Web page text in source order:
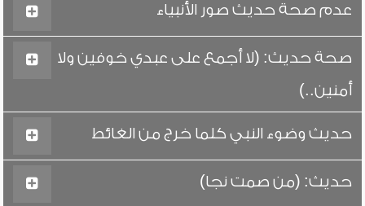
عدم صحة حديث صور الأنبياء
صحة حديث: (لا أجمع على عبدي خوفين ولا
أمنين..)
حديث وضوء النبي كلما خرج من الغائط
حديث: (من صمت نجا)